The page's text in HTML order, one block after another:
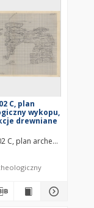
konstrukcje drewniane
C, plan
wykopu,
drewniane
C, plan archeologiczny